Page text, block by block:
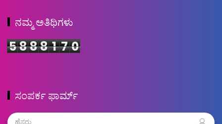
ನಮ್ಮ ಅತಿಥಿಗಳು
5888 1 70
ಸಂಪರ್ಕ ಫಾರ್ಮ್